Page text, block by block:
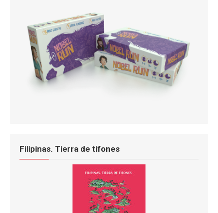
Filipinas. Tierra de tifones